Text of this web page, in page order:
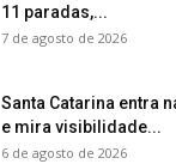
11 paradas,...
7 de agosto de 2026
Santa Catarina entra
e mira visibilidade...
6 de agosto de 2026